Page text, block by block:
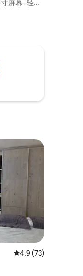
价
平均评分 4.9 分（满
4.9 (73)